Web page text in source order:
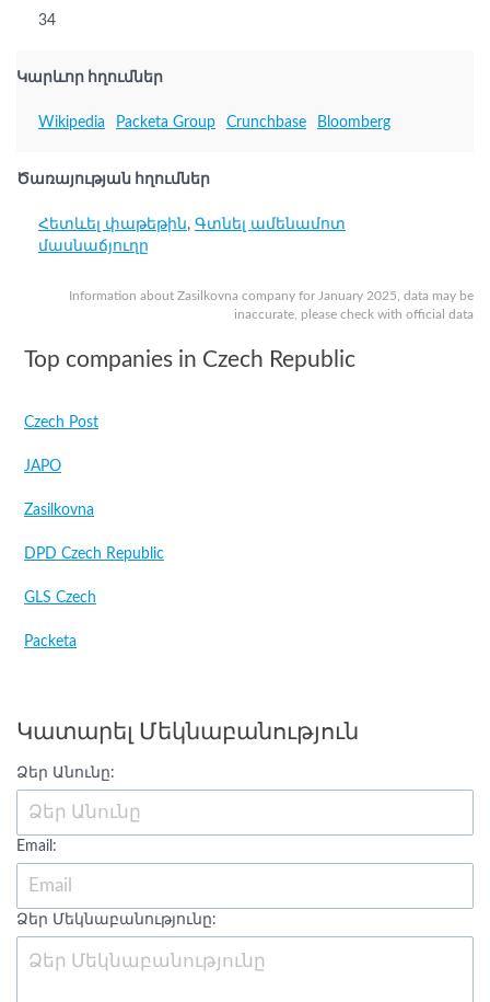
Information about Zasilkovna company for January 2025, data may be
inaccurate, please check with official data
34
Կարևոր հղումներ
Wikipedia Packeta Group Crunchbase Bloomberg
Ծառայության հղումներ
Հետևել փաթեթին, Գտնել ամենամոտ
մասնաճյուղը
Top companies in Czech Republic
Czech Post
JAPO
Zasilkovna
DPD Czech Republic
GLS Czech
Packeta
Կատարել Մեկնաբանություն
Ձեր Անունը:
Email:
Ձեր Մեկնաբանությունը: